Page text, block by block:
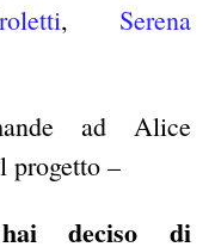
, Serena
ad Alice
progetto –
deciso di